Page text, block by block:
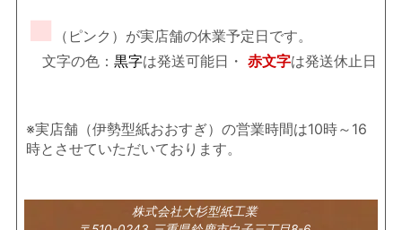
■
（ピンク）が実店舗の休業予定日です。
文字の色： 黒字は発送可能日・ 赤文字は発送休止日
※実店舗（伊勢型紙おおすぎ）の営業時間は10時～16
時とさせていただいております。
株式会社大杉型紙工業